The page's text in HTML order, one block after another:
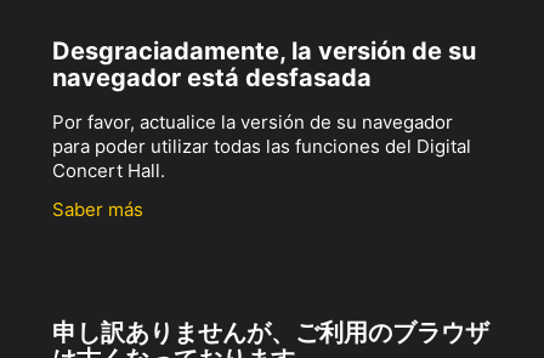
Desgraciadamente, la versión de su
navegador está desfasada
Por favor, actualice la versión de su navegador
para poder utilizar todas las funciones del Digital
Concert Hall.
Saber más
申し訳ありませんが、ご利用のブラウザ